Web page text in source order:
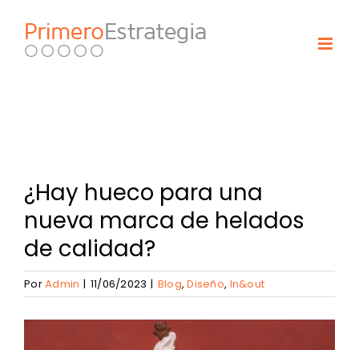
content
¿Hay hueco para una
nueva marca de helados
de calidad?
PorAdmin | 11/06/2023 | Blog,Diseño, In&out